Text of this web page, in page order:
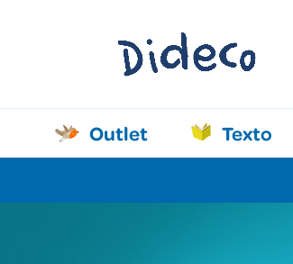
Outlet Texto